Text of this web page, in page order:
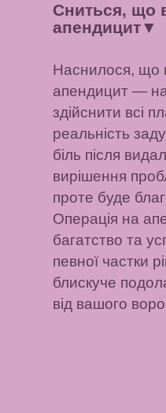
Сниться, що
апендицит▼
Наснилося, що
апендицит —
здійснити всі
реальність
біль після
вирішення
проте буде
Операція на
багатство та
певної частки
блискуче
від вашого